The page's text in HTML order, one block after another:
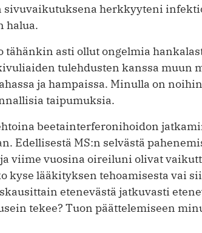
herkkyyteni
halua.
asti ollut ongelmia
tulehdusten kanssa muun
ja hampaissa. Minulla on
taipumuksia.
beetainterferonihoidon
Edellisestä MS:n selvästä
viime vuosina oireiluni olivat
kyse lääkityksen tehoamisesta vai
etenevästä jatkuvasti
tekee? Tuon päättelemiseen